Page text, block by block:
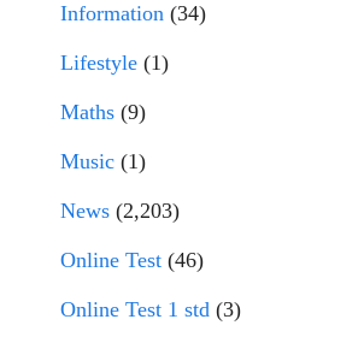
Information (34)
Lifestyle (1)
Maths (9)
Music (1)
News (2,203)
Online Test (46)
Online Test 1 std (3)